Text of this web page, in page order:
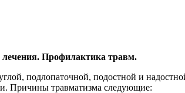
Профилактика травм.
подлопаточной, подостной и
Причины травматизма следующие: